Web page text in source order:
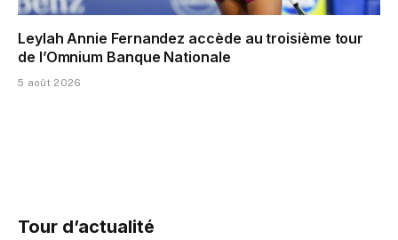
Leylah Annie Fernandez accède au troisième tour
de l’Omnium Banque Nationale
5 août 2026
Tour d’actualité